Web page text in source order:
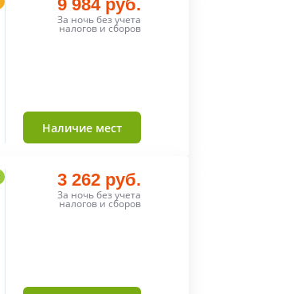
9 984 руб.
За ночь без учета
налогов и сборов
Наличие мест
3 262 руб.
За ночь без учета
налогов и сборов